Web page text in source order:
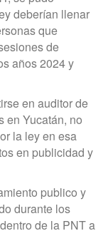
deberían llenar
que
de
años 2024 y
en auditor de
en Yucatán, no
la ley en esa
en publicidad y
publico y
durante los
de la PNT a